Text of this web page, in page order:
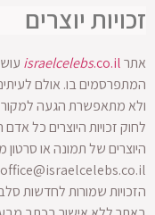
זכויות יוצרים
אתר israelcelebs.co.il
המתפרסמים בו. אולם
לחוק זכויות היוצרים כל
היוצרים של תמונה או
office@israelcelebs.co.il
הזכויות שמורות לחדשות